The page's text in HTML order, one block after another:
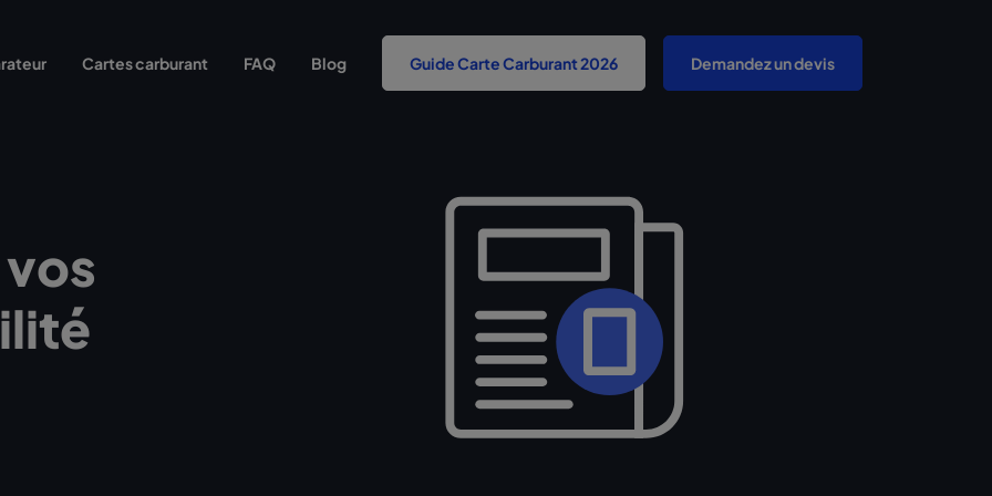
Cartes carburant FAQ Blog Guide Carte Carburant 2026 Demandez un devis